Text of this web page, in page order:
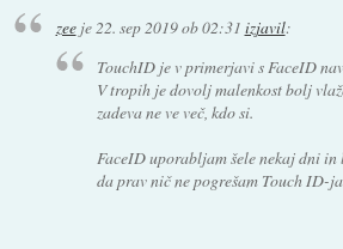
zeeje22. sep 2019 ob 02:31 izjavil:
TouchID je v primerjavi s FaceID
V tropih je dovolj malenkost bolj
zadeva ne ve več, kdo si.
FaceID uporabljam šele nekaj dni in
da prav nič ne pogrešam Touch ID-